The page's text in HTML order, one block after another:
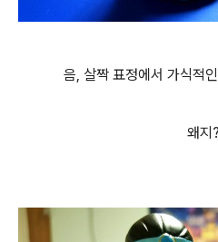
음, 살짝 표정에서 가식적
왜지?